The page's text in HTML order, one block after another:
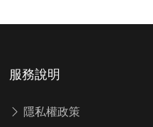
服務說明
隱私權政策